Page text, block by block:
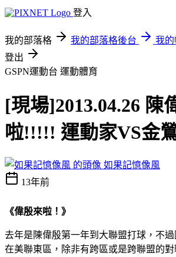
登入
我的部落格 我的部落格後台
我
登出
GSPN運動台 運動體育
[現場]2013.04.26 陳
啦!!!!! 運動家VS金
如果記憶像風
13年前
《偉殷來啦！》
去年是陳偉殷第一年到大聯盟打球，不
在美聯東區，除非有跨區或是跨聯盟的